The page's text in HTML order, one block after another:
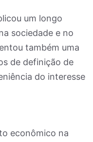
um longo
sociedade e no
também uma
de definição de
do interesse
econômico na